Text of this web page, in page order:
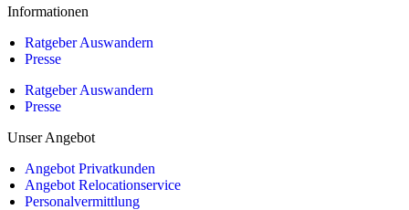
Informationen
Ratgeber Auswandern
Presse
Ratgeber Auswandern
Presse
Unser Angebot
Angebot Privatkunden
Angebot Relocationservice
Personalvermittlung